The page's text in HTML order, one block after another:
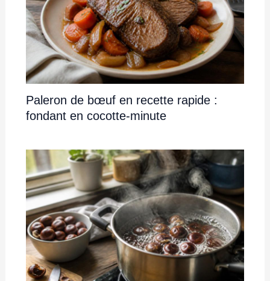
Paleron de bœuf en recette rapide :
fondant en cocotte-minute